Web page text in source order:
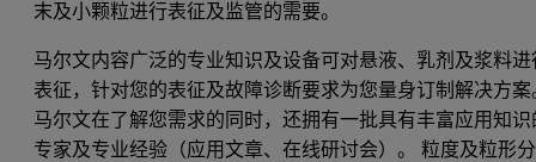
末及小颗粒进行表征及监管的需要。
马尔文内容广泛的专业知识及设备可对悬液、乳剂及浆料进
表征，针对您的表征及故障诊断要求为您量身订制解决方案
马尔文在了解您需求的同时，还拥有一批具有丰富应用知识
专家及专业经验（应用文章、在线研讨会）。 粒度及粒形分